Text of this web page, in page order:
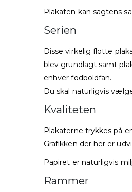
Plakaten kan sagtens
Serien
Disse virkelig flotte
blev grundlagt samt
enhver fodboldfan.
Du skal naturligvis
Kvaliteten
Plakaterne trykkes på
Grafikken der her er
Papiret er naturligvis
Rammer